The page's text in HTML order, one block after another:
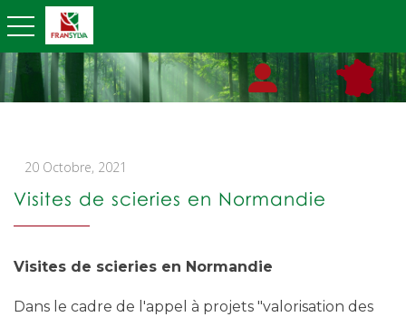
toggle navigation
20 Octobre, 2021
Visites de scieries en Normandie
Visites de scieries en Normandie
Dans le cadre de l'appel à projets "valorisation des